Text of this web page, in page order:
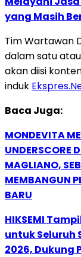
yang Masih
Tim Wartawan
dalam satu
akan diisi
induk
Baca Juga:
MONDEVITA
UNDERSCORE
MAGLIANO,
MEMBANGUN
BARU
HIKSEMI
untuk Seluruh
2026, Dukung